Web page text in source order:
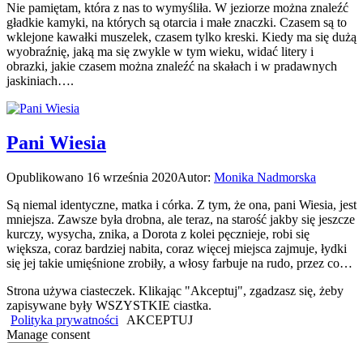
Nie pamiętam, która z nas to wymyśliła. W jeziorze można znaleźć
gładkie kamyki, na których są otarcia i małe znaczki. Czasem są to
wklejone kawałki muszelek, czasem tylko kreski. Kiedy ma się dużą
wyobraźnię, jaką ma się zwykle w tym wieku, widać litery i
obrazki, jakie czasem można znaleźć na skałach i w pradawnych
jaskiniach….
Pani Wiesia
Opublikowano 16 września 2020Autor: Monika Nadmorska
Są niemal identyczne, matka i córka. Z tym, że ona, pani Wiesia, jest
mniejsza. Zawsze była drobna, ale teraz, na starość jakby się jeszcze
kurczy, wysycha, znika, a Dorota z kolei pęcznieje, robi się
większa, coraz bardziej nabita, coraz więcej miejsca zajmuje, łydki
się jej takie umięśnione zrobiły, a włosy farbuje na rudo, przez co…
Strona używa ciasteczek. Klikając "Akceptuj", zgadzasz się, żeby
zapisywane były WSZYSTKIE ciastka.
Polityka prywatności
AKCEPTUJ
Manage consent